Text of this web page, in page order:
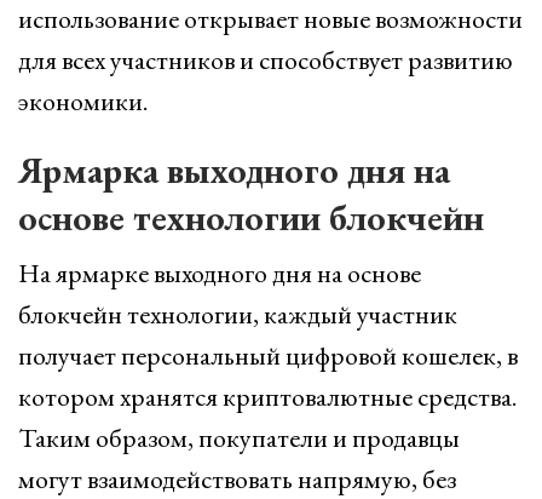
использование открывает новые возможности
для всех участников и способствует развитию
экономики.
Ярмарка выходного дня на
основе технологии блокчейн
На ярмарке выходного дня на основе
блокчейн технологии, каждый участник
получает персональный цифровой кошелек, в
котором хранятся криптовалютные средства.
Таким образом, покупатели и продавцы
могут взаимодействовать напрямую, без